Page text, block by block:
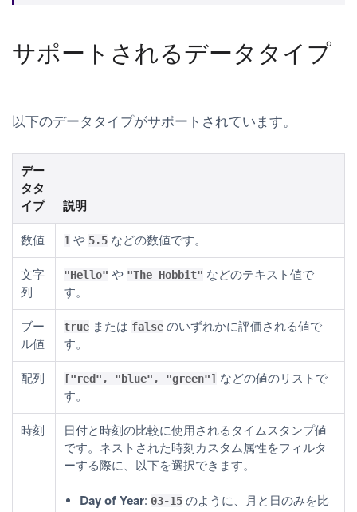
サポートされるデータタイプ
以下のデータタイプがサポートされています。
デー
タタ
イプ
説明
数値 1 や 5.5 などの数値です。
文字
列
"Hello" や "The Hobbit" などのテキスト値で
す。
ブー
ル値
true または false のいずれかに評価される値で
す。
配列 ["red", "blue", "green"] などの値のリストで
す。
時刻
日付と時刻の比較に使用されるタイムスタンプ値
です。ネストされた時刻カスタム属性をフィルタ
ーする際に、以下を選択できます。
Day of Year: 03-15 のように、月と日のみを比